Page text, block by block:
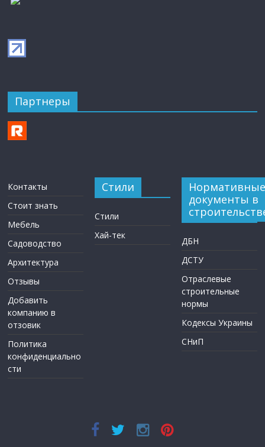
Партнеры
Контакты
Стоит знать
Мебель
Садоводство
Архитектура
Отзывы
Добавить
компанию в
отзовик
Политика
конфиденциально
сти
Стили
Стили
Хай-тек
Нормативные
документы в
ДБН
ДСТУ
Отраслевые
строительные
нормы
Кодексы Украины
СНиП